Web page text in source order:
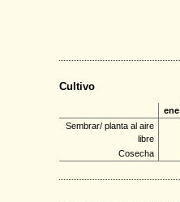
Cultivo
ene
Sembrar/ planta al aire
libre
Cosecha